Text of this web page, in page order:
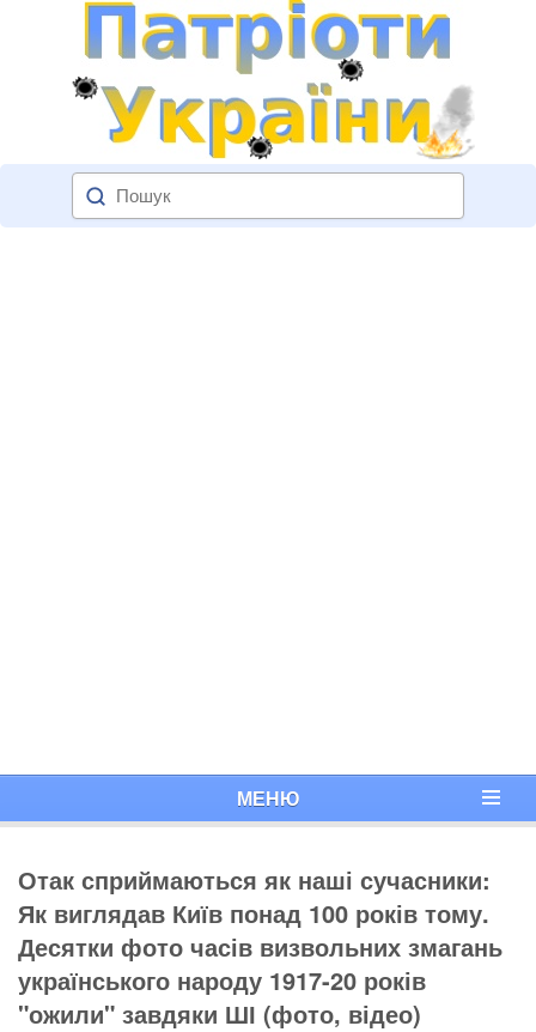
МЕНЮ
Отак сприймаються як наші сучасники:
Як виглядав Київ понад 100 років тому.
Десятки фото часів визвольних змагань
українського народу 1917-20 років
"ожили" завдяки ШІ (фото, відео)